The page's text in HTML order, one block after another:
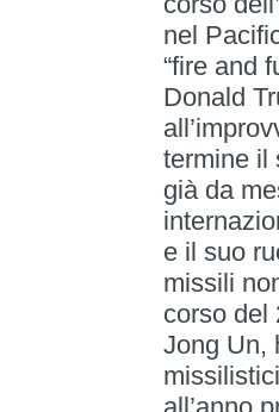
nel
“fire and
Donald
termine il
già da
e il suo
missili
corso del
Jong Un,